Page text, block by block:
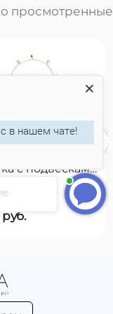
просмотренные
браслет
с подвесками
руб.
в нашем чате!